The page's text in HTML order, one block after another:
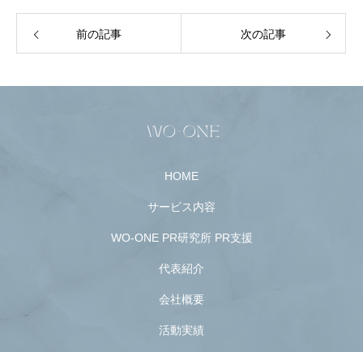
前の記事 次の記事
HOME
サービス内容
WO-ONE PR研究所 PR支援
代表紹介
会社概要
活動実績